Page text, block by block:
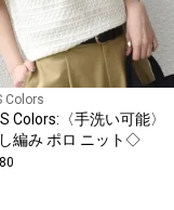
Colors
Colors:〈手洗い可能〉
編み ポロ ニット◇